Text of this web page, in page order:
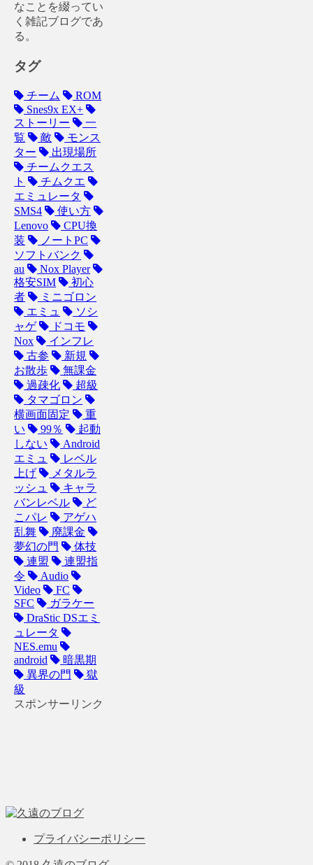
なことを綴ってい
く雑記ブログであ
る。
タグ
チーム
ROM
Snes9x EX+
ストーリー
一
覧
敵
モンス
ター
出現場所
チームクエス
ト
チムクエ
エミュレータ
SMS4
使い方
Lenovo
CPU換
装
ノートPC
ソフトバンク
au
Nox Player
格安SIM
初心
者
ミニゴロン
エミュ
ソシ
ャゲ
ドコモ
Nox
インフレ
古参
新規
お散歩
無課金
過疎化
超級
タマゴロン
横画面固定
重
い
99％
起動
しない
Android
エミュ
レベル
上げ
メタルラ
ッシュ
キャラ
バンレベル
ど
こパレ
アゲハ
乱舞
廃課金
夢幻の門
体技
連盟
連盟指
令
Audio
Video
FC
SFC
ガラケー
DraStic DSエミ
ュレータ
NES.emu
android
暗黒期
異界の門
獄
級
スポンサーリンク
プライバシーポリシー